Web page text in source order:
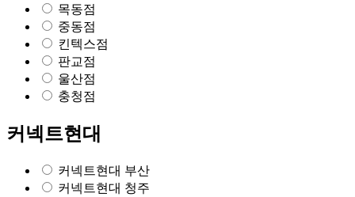
목동점
중동점
킨텍스점
판교점
울산점
충청점
커넥트현대
커넥트현대 부산
커넥트현대 청주